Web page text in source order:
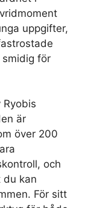
uppgifter,
för
är
över 200
och
du kan
För sitt